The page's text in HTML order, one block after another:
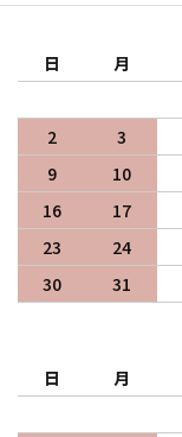
日 月
2
3
9
10
16
17
23
24
30
31
日 月